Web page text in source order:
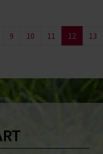
9 10 11 12 13